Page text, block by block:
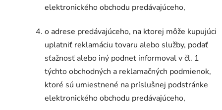
elektronického obchodu predávajúceho,
o adrese predávajúceho, na ktorej môže kupujúci
uplatniť reklamáciu tovaru alebo služby, podať
sťažnosť alebo iný podnet informoval v čl. 1
týchto obchodných a reklamačných podmienok,
ktoré sú umiestnené na príslušnej podstránke
elektronického obchodu predávajúceho,